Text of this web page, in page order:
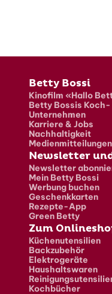
Fusszeile
Betty Bossi
Kinofilm «Hallo
Betty Bossis
Unternehmen
Karriere & Jobs
Nachhaltigkeit
Medienmitteilungen
Newsletter
Newsletter
Mein Betty Bossi
Werbung buchen
Geschenkkarten
Rezepte-App
Green Betty
Zum
Küchenutensilien
Backzubehör
Elektrogeräte
Haushaltswaren
Kochbücher